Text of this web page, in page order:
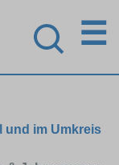
☰
und im Umkreis